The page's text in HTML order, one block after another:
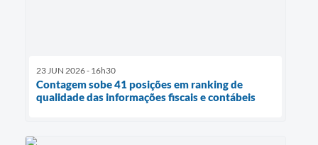
23 JUN 2026 - 16h30
Contagem sobe 41 posições em ranking de
qualidade das informações fiscais e contábeis